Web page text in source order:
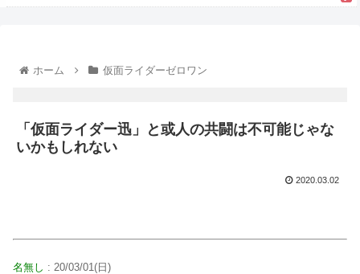
ホーム 仮面ライダーゼロワン
「仮面ライダー迅」と或人の共闘は不可能じゃな
いかもしれない
2020.03.02
名無し : 20/03/01(日)